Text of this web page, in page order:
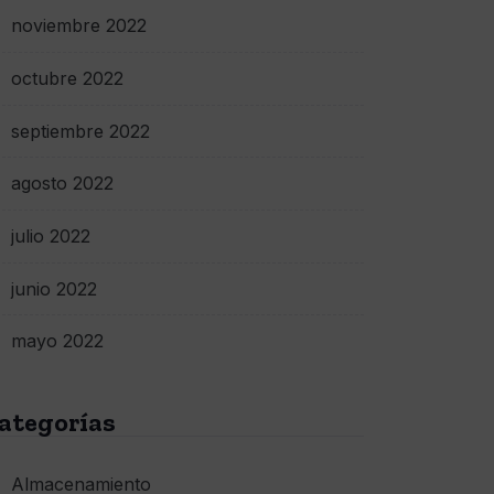
noviembre 2022
octubre 2022
septiembre 2022
agosto 2022
julio 2022
junio 2022
mayo 2022
Almacenamiento